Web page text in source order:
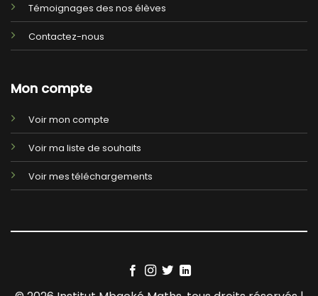
Témoignages des nos élèves
Contactez-nous
Mon compte
Voir mon compte
Voir ma liste de souhaits
Voir mes téléchargements